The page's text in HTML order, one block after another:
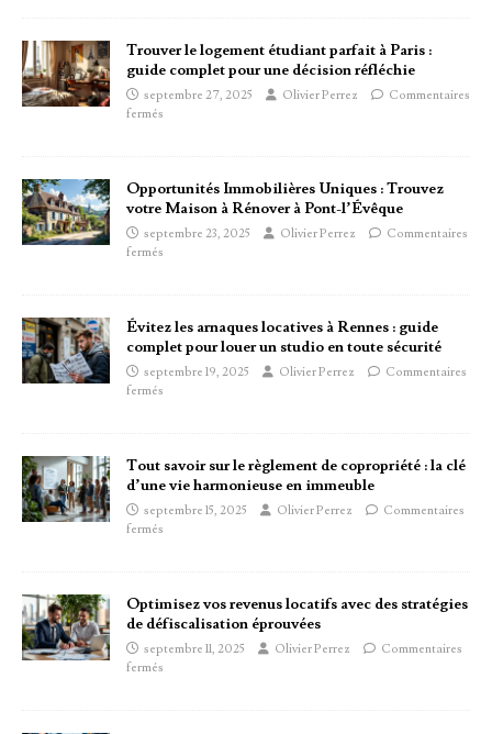
Trouver le logement étudiant parfait à Paris :
guide complet pour une décision réfléchie
septembre 27, 2025 Olivier Perrez
Commentaires
fermés
Opportunités Immobilières Uniques : Trouvez
votre Maison à Rénover à Pont-l’Évêque
septembre 23, 2025 Olivier Perrez
Commentaires
fermés
Évitez les arnaques locatives à Rennes : guide
complet pour louer un studio en toute sécurité
septembre 19, 2025 Olivier Perrez
Commentaires
fermés
Tout savoir sur le règlement de copropriété : la clé
d’une vie harmonieuse en immeuble
septembre 15, 2025 Olivier Perrez
Commentaires
fermés
Optimisez vos revenus locatifs avec des stratégies
de défiscalisation éprouvées
septembre 11, 2025 Olivier Perrez
Commentaires
fermés